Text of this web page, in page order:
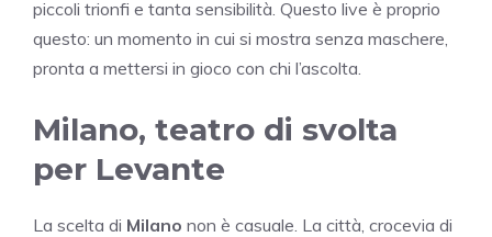
piccoli trionfi e tanta sensibilità. Questo live è proprio
questo: un momento in cui si mostra senza maschere,
pronta a mettersi in gioco con chi l’ascolta.
Milano, teatro di svolta
per Levante
La scelta di Milano non è casuale. La città, crocevia di